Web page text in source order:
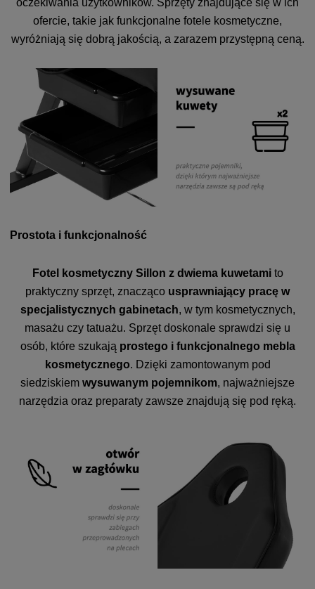
oczekiwania użytkowników. Sprzęty znajdujące się w ich
ofercie, takie jak funkcjonalne fotele kosmetyczne,
wyróżniają się dobrą jakością, a zarazem przystępną ceną.
Prostota i funkcjonalność
Fotel kosmetyczny Sillon z dwiema kuwetamito
praktyczny sprzęt, znacząco usprawniający pracę w
specjalistycznych gabinetach, w tym kosmetycznych,
masażu czy tatuażu. Sprzęt doskonale sprawdzi się u
osób, które szukają prostego i funkcjonalnego mebla
kosmetycznego. Dzięki zamontowanym pod
siedziskiem wysuwanym pojemnikom, najważniejsze
narzędzia oraz preparaty zawsze znajdują się pod ręką.